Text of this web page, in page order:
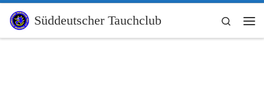
Zum Inhalt springen
Süddeutscher Tauchclub
Search